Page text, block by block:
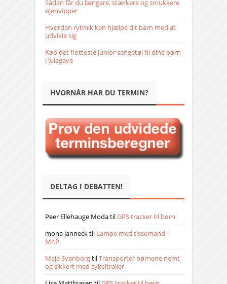
Sådan får du længere, stærkere og smukkere
øjenvipper
Hvordan rytmik kan hjælpe dit barn med at
udvikle sig
Køb det flotteste junior sengetøj til dine børn
i julegave
HVORNÅR HAR DU TERMIN?
DELTAG I DEBATTEN!
Peer Ellehauge ModatilGPS tracker til børn
mona jannecktil Lampe med tissemand –
Mr.P.
Maja SvanborgtilTransporter børnene nemt
og sikkert med cykeltrailer